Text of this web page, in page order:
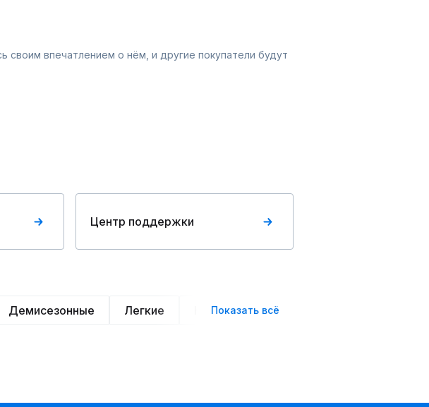
своим впечатлением о нём, и другие покупатели будут
Центр поддержки
Демисезонные Легкие Нарядные
Показать всё